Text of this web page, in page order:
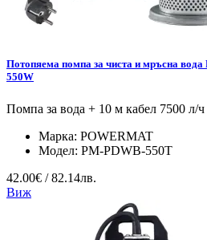
Потопяема помпа за чиста и мръсна
550W
Помпа за вода + 10 м кабел 7500 л/
Марка: POWERMAT
Модел: PM-PDWB-550T
42.00€ / 82.14лв.
Виж